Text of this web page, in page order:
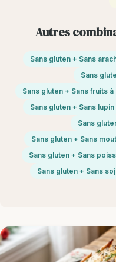
Autres
Sans gluten + Sans
Sans
Sans gluten + Sans fruits
Sans gluten + Sans lupin
Sans
Sans gluten + Sans
Sans gluten + Sans
Sans gluten + Sans